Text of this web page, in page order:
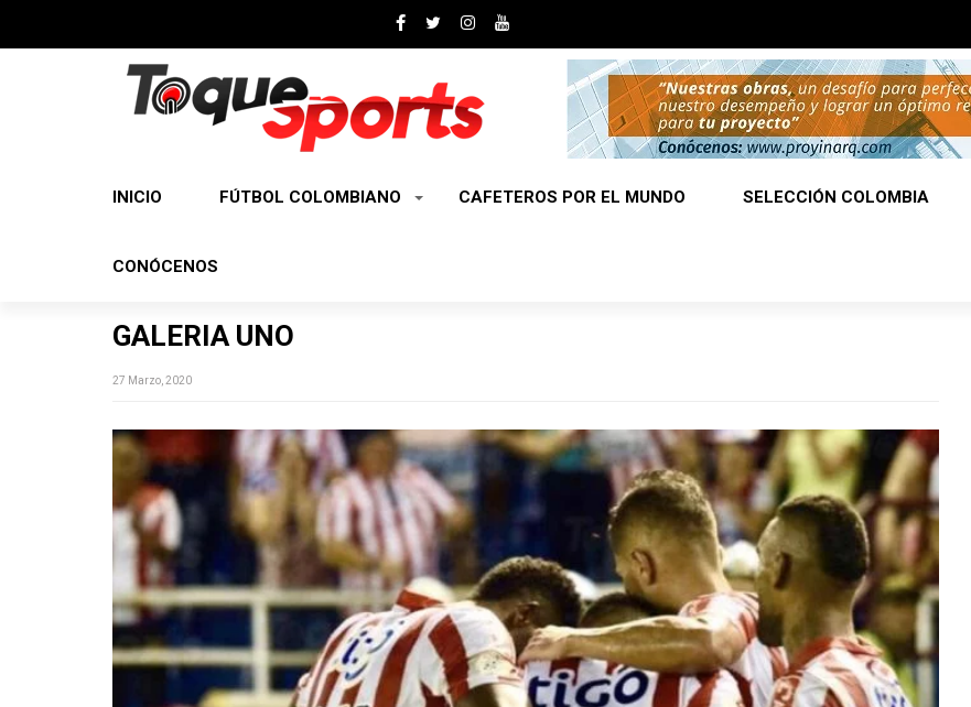
INICIO FÚTBOL COLOMBIANO CAFETEROS POR EL MUNDO SELECCIÓN COLOMBIA
CONÓCENOS
GALERIA UNO
27 Marzo, 2020